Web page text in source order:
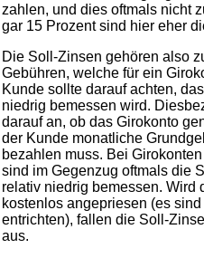
zahlen, und dies oftmals nicht
gar 15 Prozent sind hier eher
Die Soll-Zinsen gehören also
Gebühren, welche für ein
Kunde sollte darauf achten,
niedrig bemessen wird.
darauf an, ob das Girokonto
der Kunde monatliche
bezahlen muss. Bei
sind im Gegenzug oftmals die
relativ niedrig bemessen. Wird
kostenlos angepriesen (es
entrichten), fallen die Soll-
aus.